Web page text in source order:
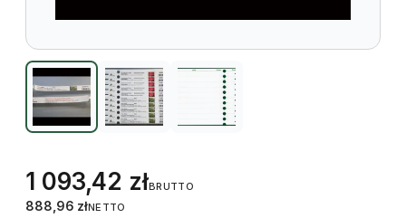
1 093,42 złBRUTTO
888,96 złNETTO